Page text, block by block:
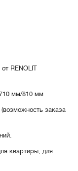
RENOLIT
мм/810 мм
заказа
.
квартиры, для